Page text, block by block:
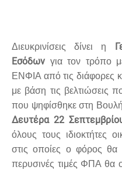
Διευκρινίσεις δίνει η
Εσόδων για τον τρόπο
ΕΝΦΙΑ από τις διάφορες
με βάση τις βελτιώσεις
που ψηφίσθηκε στη Βουλή.
Δευτέρα 22
όλους τους ιδιοκτήτες
στις οποίες ο φόρος θα
περυσινές τιμές ΦΠΑ θα